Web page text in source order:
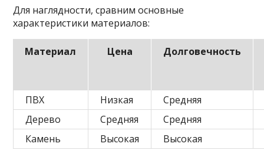
Для наглядности, сравним основные
характеристики материалов:
Материал Цена Долговечность
ПВХ Низкая
Средняя
Дерево
Средняя
Средняя
Камень
Высокая Высокая